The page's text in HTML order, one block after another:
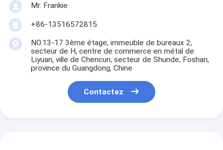
Mr. Frankie
+86-13516572815
NO.13-17 3ème étage, immeuble de bureaux 2,
secteur de H, centre de commerce en métal de
Liyuan, ville de Chencun, secteur de Shunde, Foshan,
province du Guangdong, Chine
Contactez